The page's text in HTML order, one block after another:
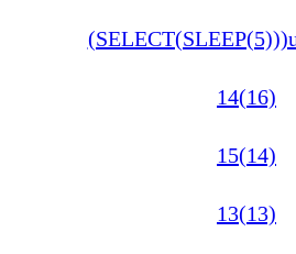
14(16)
15(14)
13(13)